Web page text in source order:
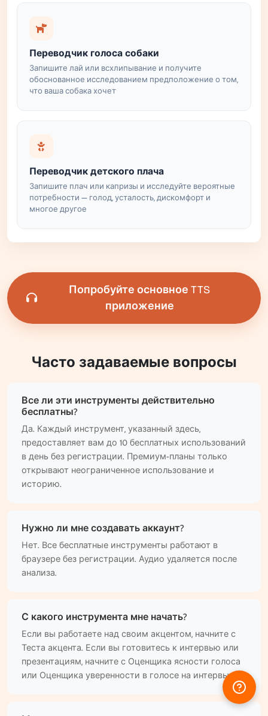
Переводчик голоса собаки
Запишите лай или всхлипывание и получите
обоснованное исследованием предположение о том,
что ваша собака хочет
Переводчик детского плача
Запишите плач или капризы и исследуйте вероятные
потребности — голод, усталость, дискомфорт и
многое другое
Попробуйте основное TTS
приложение
Часто задаваемые вопросы
Все ли эти инструменты действительно
бесплатны?
Да. Каждый инструмент, указанный здесь,
предоставляет вам до 10 бесплатных использований
в день без регистрации. Премиум-планы только
открывают неограниченное использование и
историю.
Нужно ли мне создавать аккаунт?
Нет. Все бесплатные инструменты работают в
браузере без регистрации. Аудио удаляется после
анализа.
С какого инструмента мне начать?
Если вы работаете над своим акцентом, начните с
Теста акцента. Если вы готовитесь к интервью или
презентациям, начните с Оценщика ясности голоса
или Оценщика уверенности в голосе на интервью.